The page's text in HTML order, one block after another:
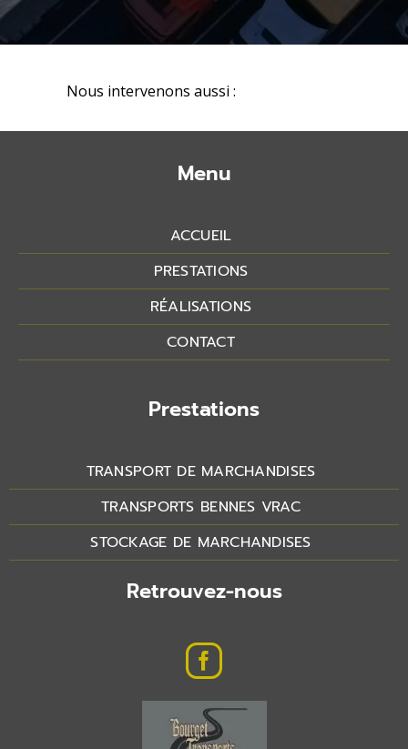
Nous intervenons aussi :
Menu
ACCUEIL
PRESTATIONS
RÉALISATIONS
CONTACT
Prestations
TRANSPORT DE MARCHANDISES
TRANSPORTS BENNES VRAC
STOCKAGE DE MARCHANDISES
Retrouvez-nous